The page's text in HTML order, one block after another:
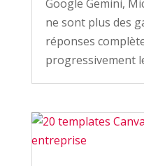
Google Gemini,
ne sont plus des
réponses
progressivement